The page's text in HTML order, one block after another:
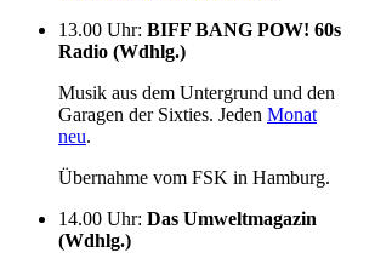
13.00 Uhr: BIFF BANG POW! 60s
Radio (Wdhlg.)
Musik aus dem Untergrund und den
Garagen der Sixties. Jeden Monat
neu.
Übernahme vom FSK in Hamburg.
14.00 Uhr: Das Umweltmagazin
(Wdhlg.)